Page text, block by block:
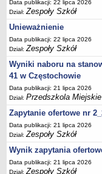
Data publikacji: 22 lipca 2026
Dział:Zespoły Szkół
Unieważnienie
Data publikacji: 22 lipca 2026
Dział:Zespoły Szkół
Wyniki naboru na
41 w Częstochowie
Data publikacji: 21 lipca 2026
Dział:Przedszkola Miejskie
Zapytanie ofertowe nr
Data publikacji: 21 lipca 2026
Dział:Zespoły Szkół
Wynik zapytania
Data publikacji: 21 lipca 2026
Dział:Zespoły Szkół